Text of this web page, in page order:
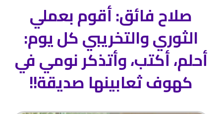
صلاح فائق: أقوم بعملي
الثوري والتخريبي كل يوم:
أحلم، أكتب، وأتذكر نومي في
كهوف ثعابينها صديقة!!